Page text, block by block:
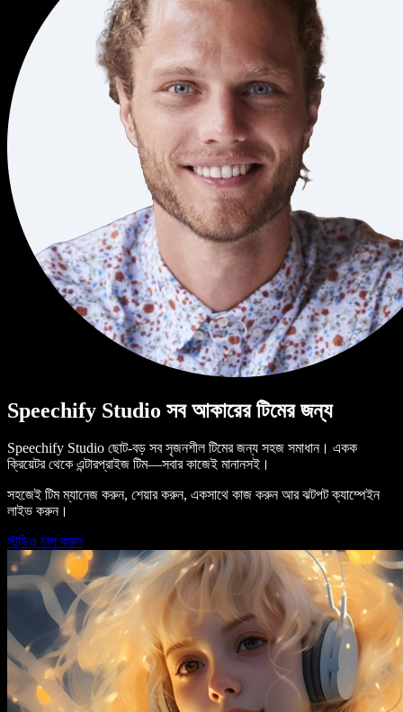
Speechify Studio সব আকারের টিমের জন্য
Speechify Studio ছোট-বড় সব সৃজনশীল টিমের জন্য সহজ সমাধান। একক
ক্রিয়েটর থেকে এন্টারপ্রাইজ টিম—সবার কাজেই মানানসই।
সহজেই টিম ম্যানেজ করুন, শেয়ার করুন, একসাথে কাজ করুন আর ঝটপট ক্যাম্পেইন
লাইভ করুন।
স্টুডিও চালু করুন